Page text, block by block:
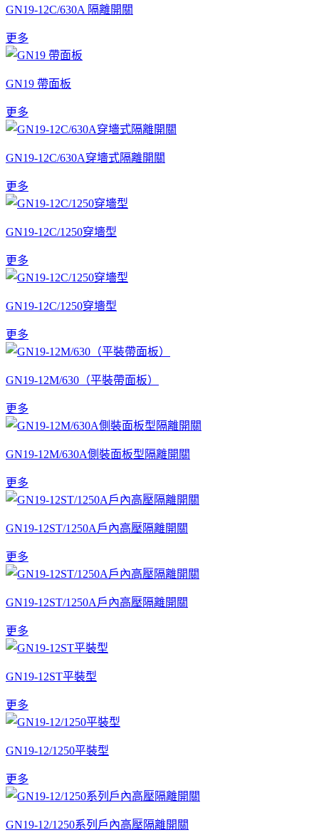
GN19-12C/630A 隔離開關
更多
GN19 帶面板
更多
GN19-12C/630A穿墻式隔離開關
更多
GN19-12C/1250穿墻型
更多
GN19-12C/1250穿墻型
更多
GN19-12M/630（平裝帶面板）
更多
GN19-12M/630A側裝面板型隔離開關
更多
GN19-12ST/1250A戶內高壓隔離開關
更多
GN19-12ST/1250A戶內高壓隔離開關
更多
GN19-12ST平裝型
更多
GN19-12/1250平裝型
更多
GN19-12/1250系列戶內高壓隔離開關